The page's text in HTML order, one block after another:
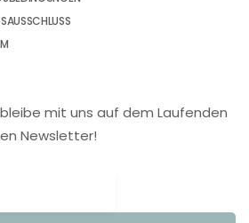
mit uns auf dem Laufenden
Newsletter!